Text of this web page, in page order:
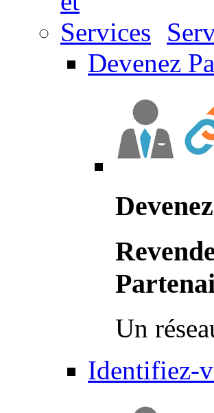
Devenez
Un
Identifiez-